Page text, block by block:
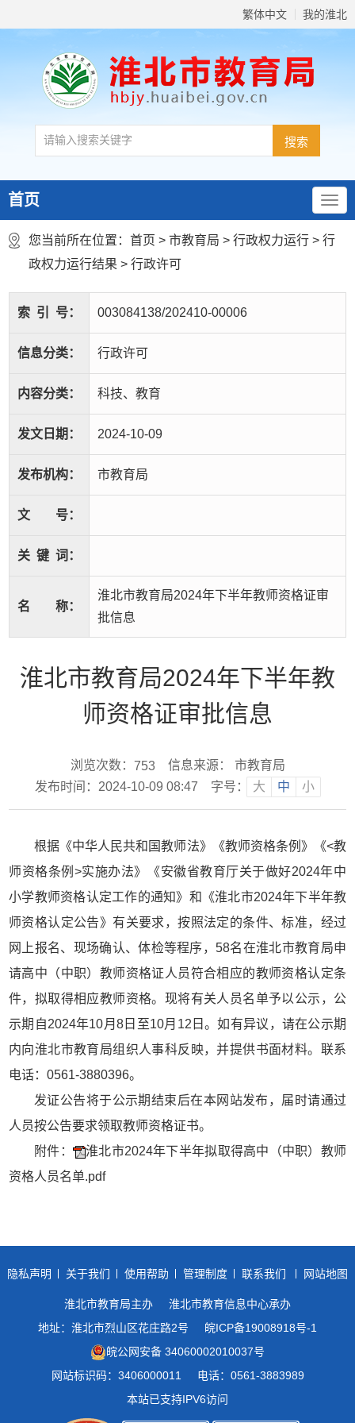
繁体中文 我的淮北
首页
您当前所在位置： 首页 > 市教育局 > 行政权力运行 > 行
政权力运行结果 > 行政许可
索 引 号： 003084138/202410-00006
信息分类： 行政许可
内容分类： 科技、教育
发文日期： 2024-10-09
发布机构： 市教育局
文 号：
关 键 词：
名 称：
淮北市教育局2024年下半年教师资格证审
批信息
淮北市教育局2024年下半年教
师资格证审批信息
浏览次数： 753
信息来源： 市教育局
发布时间：2024-10-09 08:47
字号： 大 中 小
根据《中华人民共和国教师法》《教师资格条例》《<教
师资格条例>实施办法》《安徽省教育厅关于做好2024年中
小学教师资格认定工作的通知》和《淮北市2024年下半年教
师资格认定公告》有关要求，按照法定的条件、标准，经过
网上报名、现场确认、体检等程序，58名在淮北市教育局申
请高中（中职）教师资格证人员符合相应的教师资格认定条
件，拟取得相应教师资格。现将有关人员名单予以公示，公
示期自2024年10月8日至10月12日。如有异议，请在公示期
内向淮北市教育局组织人事科反映，并提供书面材料。联系
电话：0561-3880396。
发证公告将于公示期结束后在本网站发布，届时请通过
人员按公告要求领取教师资格证书。
附件：
淮北市2024年下半年拟取得高中（中职）教师
资格人员名单.pdf
隐私声明 关于我们 使用帮助 管理制度 联系我们 网站地图
淮北市教育局主办
淮北市教育信息中心承办
地址：淮北市烈山区花庄路2号
皖ICP备19008918号-1
皖公网安备 34060002010037号
网站标识码：3406000011
电话：0561-3883989
本站已支持IPV6访问